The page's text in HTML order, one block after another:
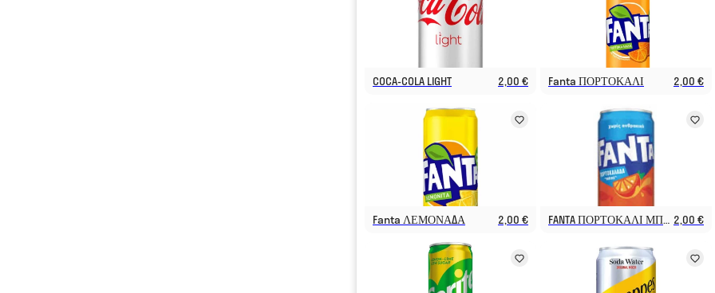
COCA-COLA LIGHT 2,00 € Fanta ΠΟΡΤΟΚΑΛΙ 2,00 €
Fanta ΛΕΜΟΝΑΔΑ 2,00 € FANTA ΠΟΡΤΟΚΑΛΙ ΜΠΛΕ 2,00 €